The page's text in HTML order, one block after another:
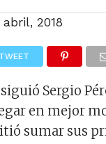
abril, 2018
TWEET
Sergio
en mejor
sumar sus